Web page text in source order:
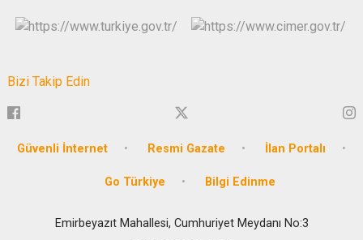
Bizi Takip Edin
Güvenli İnternet Resmi Gazate İlan Portalı
Go Türkiye Bilgi Edinme
Emirbeyazıt Mahallesi, Cumhuriyet Meydanı No:3